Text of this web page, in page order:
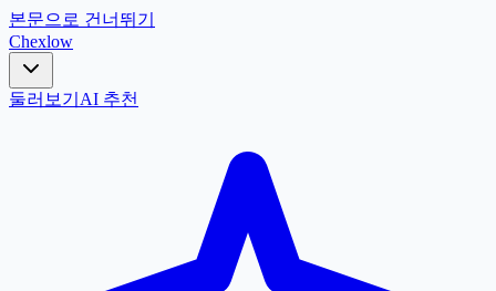
본문으로 건너뛰기
Chexlow
둘러보기 AI 추천